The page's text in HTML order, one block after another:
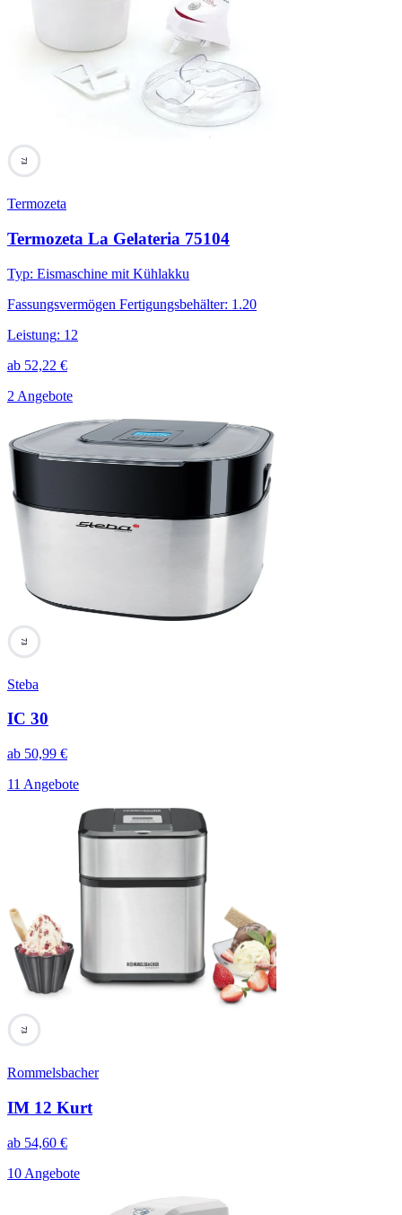
73
Termozeta
Termozeta La Gelateria 75104
Typ: Eismaschine mit Kühlakku
Fassungsvermögen Fertigungsbehälter: 1.20
Leistung: 12
ab 52,22 €
2 Angebote
73
Steba
IC 30
ab 50,99 €
11 Angebote
73
Rommelsbacher
IM 12 Kurt
ab 54,60 €
10 Angebote